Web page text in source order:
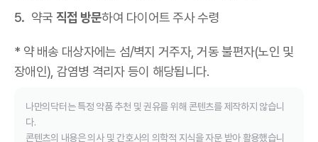
약국 직접 방문하여 다이어트 주사 수령
* 약 배송 대상자에는 섬/벽지 거주자, 거동 불편자(노인 및
장애인), 감염병 격리자 등이 해당됩니다.
나만의닥터는 특정 약품 추천 및 권유를 위해 콘텐츠를 제작하지 않습니
다.
콘텐츠의 내용은 의사 및 간호사의 의학적 지식을 자문 받아 활용했습니